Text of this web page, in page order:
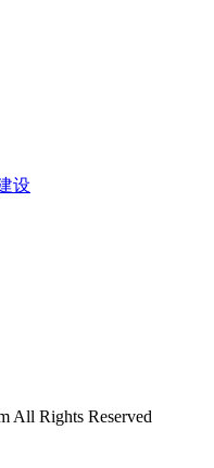
设
All Rights Reserved